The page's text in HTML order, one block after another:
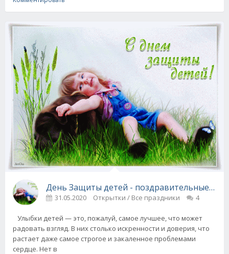
День Защиты детей - поздравительные
31.05.2020 Открытки / Все праздники 4
Улыбки детей — это, пожалуй, самое лучшее, что может
радовать взгляд. В них столько искренности и доверия, что
растает даже самое строгое и закаленное проблемами
сердце. Нет в